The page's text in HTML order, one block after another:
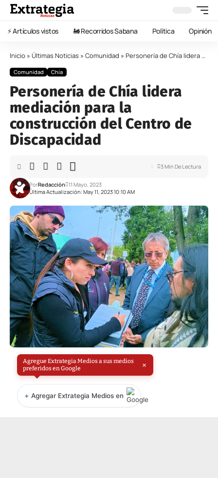
⚡️ Artículos vistos 🚂 Recorridos Sabana Política Opinión
Inicio » Últimas Noticias » Comunidad » Personería de Chía lidera mediación para la construcción del Centro de Discapacidad
Comunidad Chía
Personería de Chía lidera
mediación para la
construcción del Centro de
Discapacidad
Última Actualización: May 11, 2023 10:10 AM
PorRedacción 11 Mayo, 2023
3 Min De Lectura
Agregue Extrategia Medios a sus medios
preferidos en Google
×
+ Agregar Extrategia Medios en